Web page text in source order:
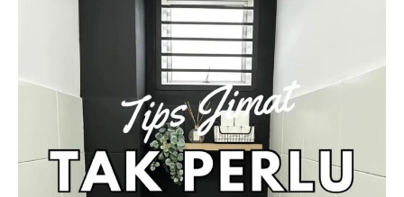
Ilham Impiana Inspirasi Selebriti
Casa Impiana
Impiana MakeOver
Lahar Dekor
Sembang Dekor
Sembang Laman
Tip Impiana